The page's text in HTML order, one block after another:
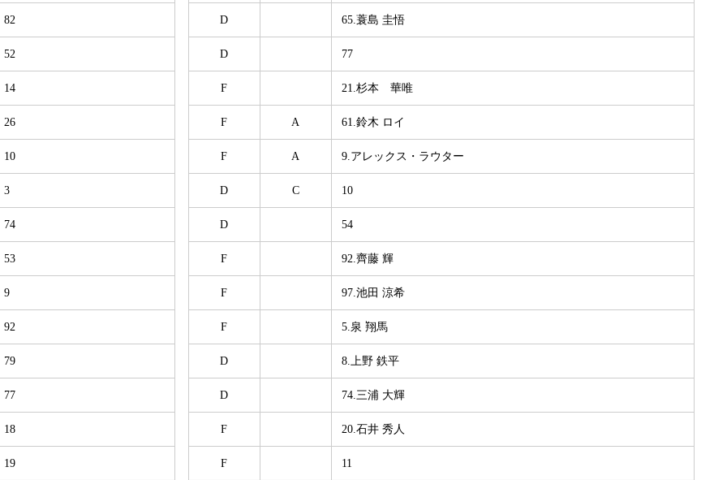
82
52
14
26
10
3
74
53
9
92
79
77
18
19
D 65.蓑島 圭悟
D 77
F 21.杉本 華唯
F A 61.鈴木 ロイ
F A 9.アレックス・ラウター
D C 10
D 54
F 92.齊藤 輝
F 97.池田 涼希
F 5.泉 翔馬
D 8.上野 鉄平
D 74.三浦 大輝
F 20.石井 秀人
F 11